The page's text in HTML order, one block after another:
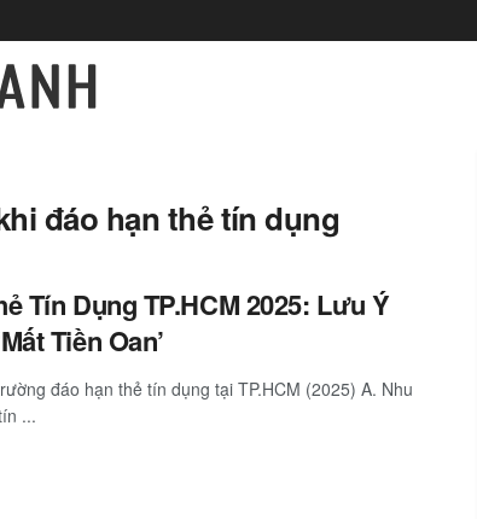
đáo hạn thẻ tín dụng
Tín Dụng TP.HCM 2025: Lưu Ý
Tiền Oan’
đáo hạn thẻ tín dụng tại TP.HCM (2025) A. Nhu
...